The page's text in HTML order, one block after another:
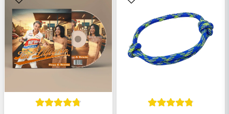
2 år siden
Snabb och bra service